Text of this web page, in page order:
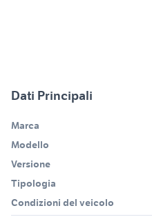
Dati Principali
Marca
Modello
Versione
Tipologia
Condizioni del veicolo